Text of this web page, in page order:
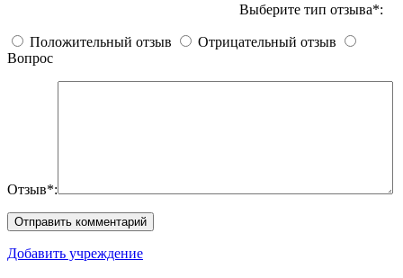
Выберите тип отзыва*:
Положительный отзыв
Отрицательный отзыв
Вопрос
Отзыв*:
Добавить учреждение